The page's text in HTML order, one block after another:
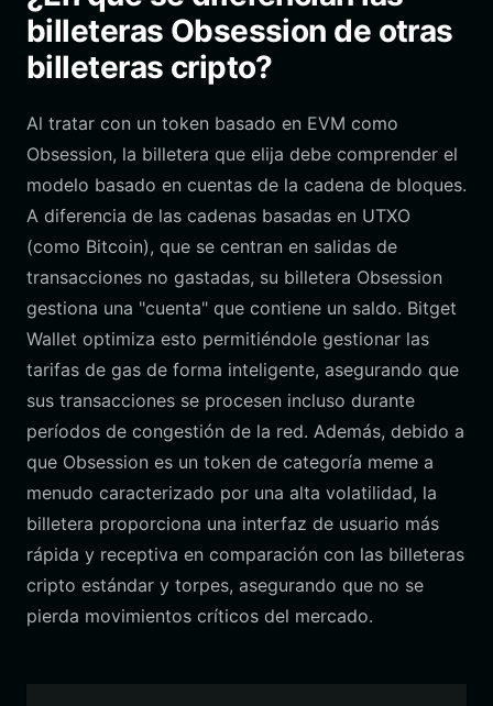
billeteras Obsession de otras
billeteras cripto?
Al tratar con un token basado en EVM como
Obsession, la billetera que elija debe comprender el
modelo basado en cuentas de la cadena de bloques.
A diferencia de las cadenas basadas en UTXO
(como Bitcoin), que se centran en salidas de
transacciones no gastadas, su billetera Obsession
gestiona una "cuenta" que contiene un saldo. Bitget
Wallet optimiza esto permitiéndole gestionar las
tarifas de gas de forma inteligente, asegurando que
sus transacciones se procesen incluso durante
períodos de congestión de la red. Además, debido a
que Obsession es un token de categoría meme a
menudo caracterizado por una alta volatilidad, la
billetera proporciona una interfaz de usuario más
rápida y receptiva en comparación con las billeteras
cripto estándar y torpes, asegurando que no se
pierda movimientos críticos del mercado.